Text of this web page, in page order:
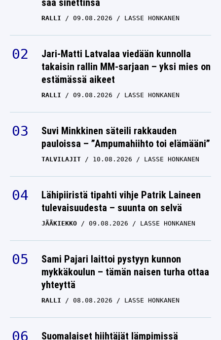
RALLI 09.08.2026
Jari-Matti Latvalaa viedään kunnolla
takaisin rallin MM-sarjaan – yksi mies on
estämässä aikeet
RALLI 09.08.2026
Suvi Minkkinen säteili rakkauden
pauloissa – ”Ampumahiihto toi elämääni”
TALVILAJIT 10.08.2026 LASSE HONKANEN
Lähipiiristä tipahti vihje Patrik Laineen
tulevaisuudesta – suunta on selvä
JÄÄKIEKKO 09.08.2026 LASSE HONKANEN
Sami Pajari laittoi pystyyn kunnon
mykkäkoulun – tämän naisen turha ottaa
yhteyttä
RALLI 08.08.2026
Suomalaiset hiihtäjät lämpimissä
tunnelmissa – ”Kaunis rakkaustarina”